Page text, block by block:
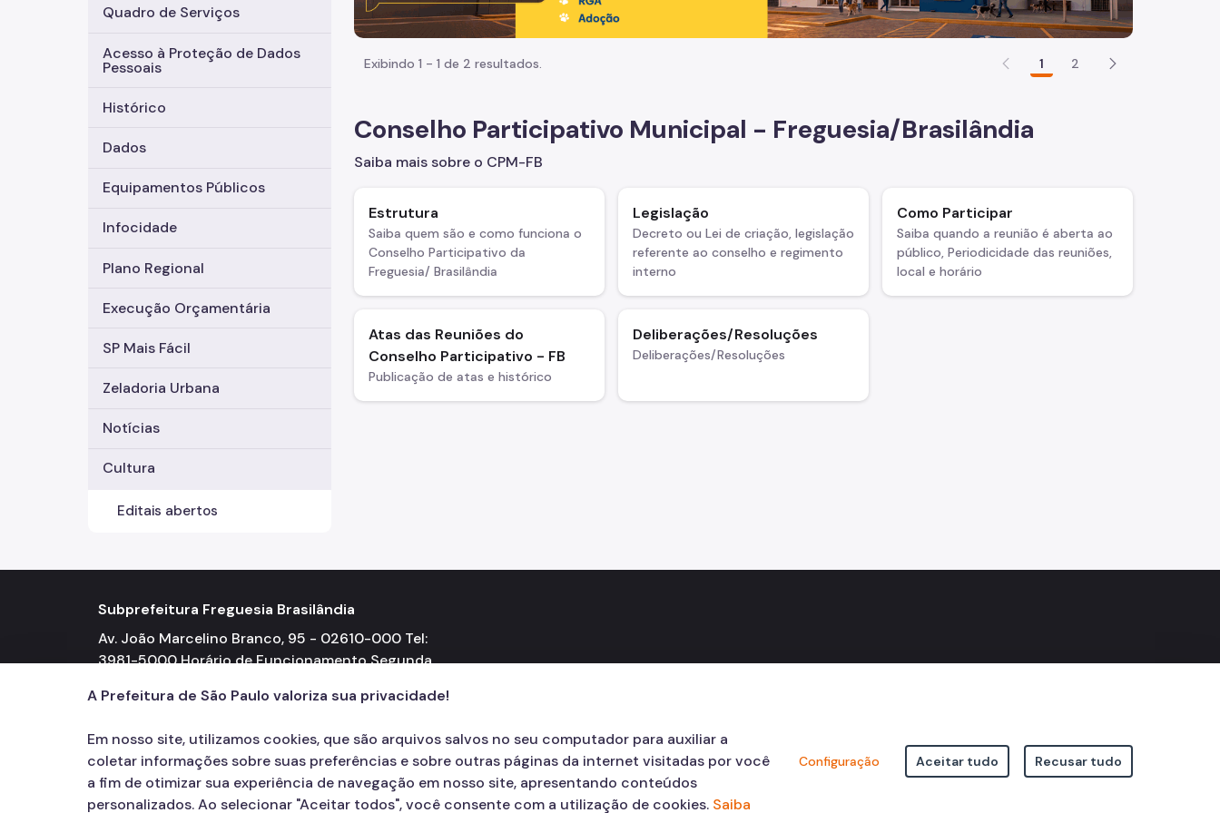
Quadro de Serviços
Acesso à Proteção de Dados
Pessoais
Histórico
Dados
Equipamentos Públicos
Infocidade
Plano Regional
Execução Orçamentária
SP Mais Fácil
Zeladoria Urbana
Notícias
Cultura
Editais abertos
Exibindo 1 - 1 de 2 resultados. 1 2
Conselho Participativo Municipal - Freguesia/Brasilândia
Saiba mais sobre o CPM-FB
Estrutura
Saiba quem são e como funciona o
Conselho Participativo da
Freguesia/ Brasilândia
Legislação
Decreto ou Lei de criação, legislação
referente ao conselho e regimento
interno
Como Participar
Saiba quando a reunião é aberta ao
público, Periodicidade das reuniões,
local e horário
Atas das Reuniões do
Conselho Participativo - FB
Publicação de atas e histórico
Deliberações/Resoluções
Deliberações/Resoluções
Subprefeitura Freguesia Brasilândia
Av. João Marcelino Branco, 95 - 02610-000 Tel:
3981-5000 Horário de Funcionamento Segunda
A Prefeitura de São Paulo valoriza sua privacidade!
Em nosso site, utilizamos cookies, que são arquivos salvos no seu computador para auxiliar a
coletar informações sobre suas preferências e sobre outras páginas da internet visitadas por você
a fim de otimizar sua experiência de navegação em nosso site, apresentando conteúdos
personalizados. Ao selecionar "Aceitar todos", você consente com a utilização de cookies. Saiba
Configuração Aceitar tudo Recusar tudo